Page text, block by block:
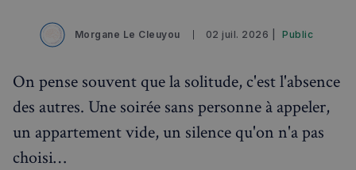
Morgane Le Cleuyou 02 juil. 2026 | Public
On pense souvent que la solitude, c'est l'absence
des autres. Une soirée sans personne à appeler,
un appartement vide, un silence qu'on n'a pas
choisi…